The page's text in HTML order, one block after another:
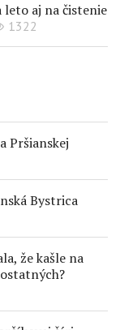
leto aj na čistenie
1322
Pršianskej
Bystrica
že kašle na